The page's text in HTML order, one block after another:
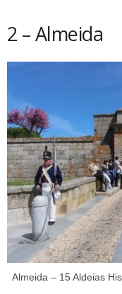
2 – Almeida
Almeida – 15 Aldeias